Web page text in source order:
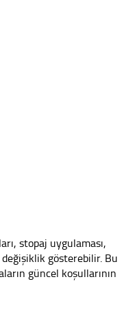
stopaj uygulaması,
gösterebilir. Bu
güncel koşullarının